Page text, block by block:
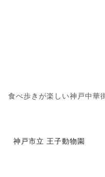
食べ歩きが楽しい神戸中華
神戸市立 王子動物園